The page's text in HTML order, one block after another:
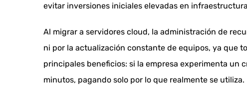
evitar inversiones iniciales elevadas en
Al migrar a servidores cloud, la administración de
ni por la actualización constante de equipos, ya que
principales beneficios: si la empresa experimenta un
minutos, pagando solo por lo que realmente se utiliza.